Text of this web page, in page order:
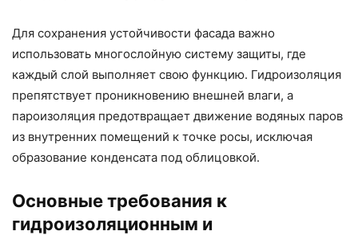
Для сохранения устойчивости фасада важно
использовать многослойную систему защиты, где
каждый слой выполняет свою функцию. Гидроизоляция
препятствует проникновению внешней влаги, а
пароизоляция предотвращает движение водяных паров
из внутренних помещений к точке росы, исключая
образование конденсата под облицовкой.
Основные требования к
гидроизоляционным и